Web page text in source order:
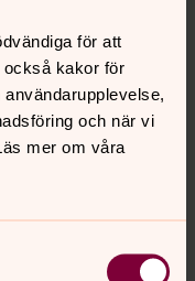
för att
också kakor för
och när vi
mer om våra
medier
bilder från
gudstjänster